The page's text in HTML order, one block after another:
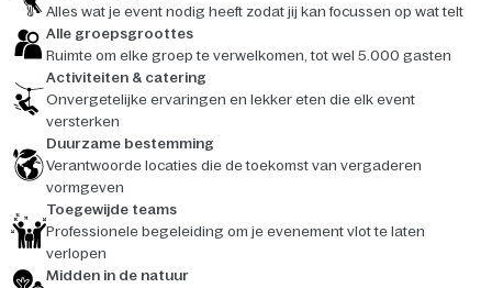
Alles wat je event nodig heeft zodat jij kan focussen op wat telt
Alle groepsgroottes
Ruimte om elke groep te verwelkomen, tot wel 5.000 gasten
Activiteiten & catering
Onvergetelijke ervaringen en lekker eten die elk event
versterken
Duurzame bestemming
Verantwoorde locaties die de toekomst van vergaderen
vormgeven
Toegewijde teams
Professionele begeleiding om je evenement vlot te laten
verlopen
Midden in de natuur